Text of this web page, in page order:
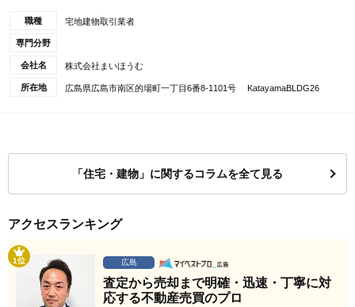
職種 宅地建物取引業者
専門分野
会社名 株式会社まいほうむ
所在地 広島県広島市南区的場町一丁目6番8-1101号 KatayamaBLDG26
「住宅・建物」に関するコラムを全て見る
アクセスランキング
1位 広島
査定から売却まで明確・迅速・丁寧に対
応する不動産売買のプロ